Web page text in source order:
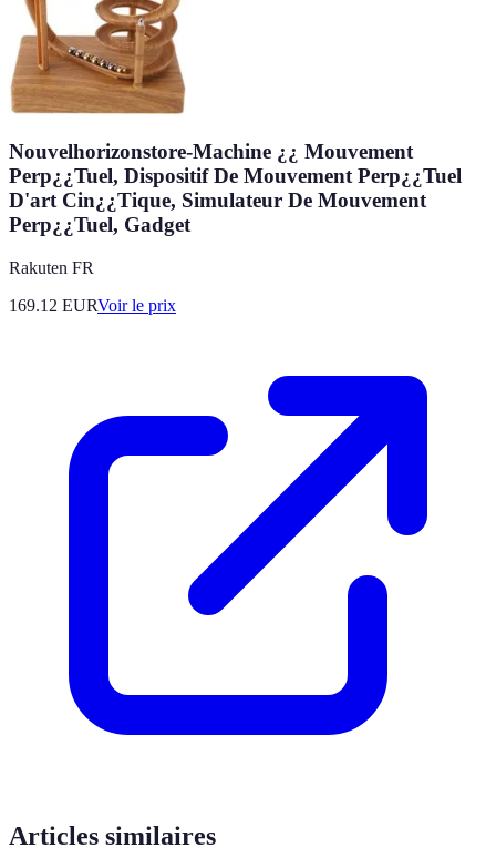
Nouvelhorizonstore-Machine ¿¿ Mouvement
Perp¿¿Tuel, Dispositif De Mouvement Perp¿¿Tuel
D'art Cin¿¿Tique, Simulateur De Mouvement
Perp¿¿Tuel, Gadget
Rakuten FR
169.12 EURVoir le prix
Articles similaires